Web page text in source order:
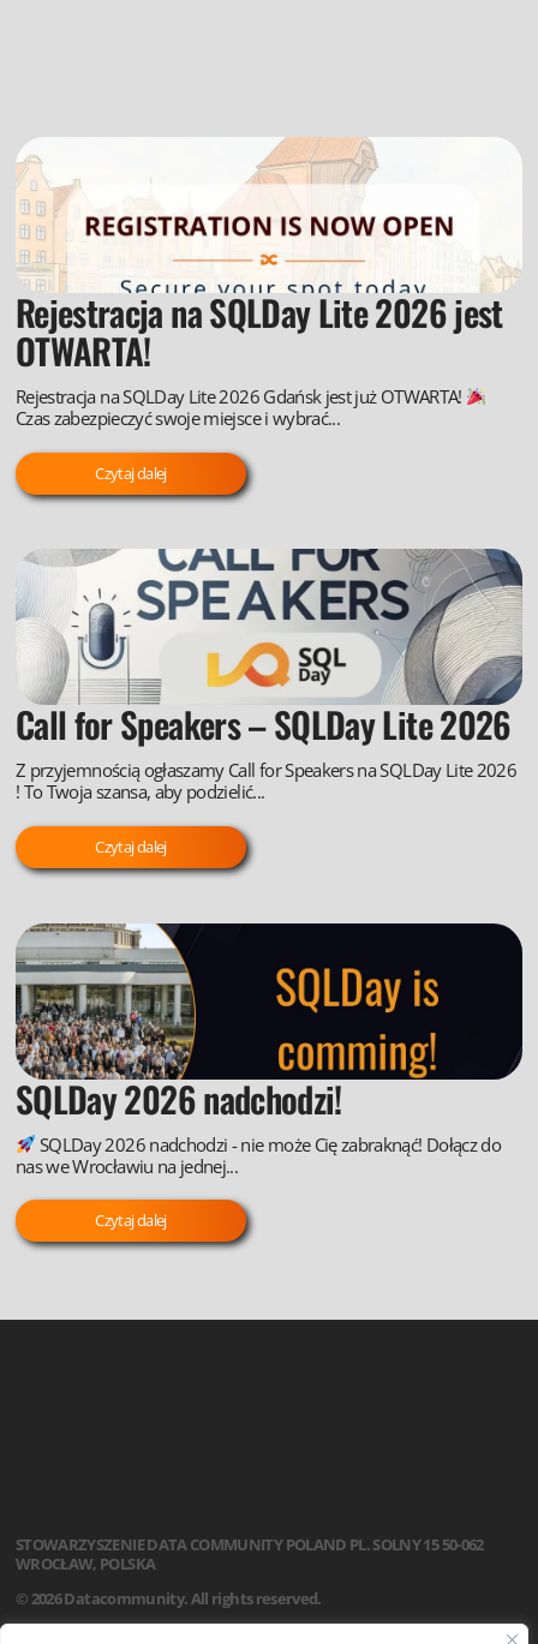
Rejestracja na SQLDay Lite 2026 jest
OTWARTA!
Rejestracja na SQLDay Lite 2026 Gdańsk jest już OTWARTA!
Czas zabezpieczyć swoje miejsce i wybrać...
Czytaj dalej
Call for Speakers – SQLDay Lite 2026
Z przyjemnością ogłaszamy Call for Speakers na SQLDay Lite 2026
! To Twoja szansa, aby podzielić...
Czytaj dalej
SQLDay 2026 nadchodzi!
SQLDay 2026 nadchodzi - nie może Cię zabraknąć! Dołącz do
nas we Wrocławiu na jednej...
Czytaj dalej
STOWARZYSZENIEDATA COMMUNITY POLAND PL. SOLNY 1550-062
WROCŁAW, POLSKA
© 2026 Datacommunity. All rights reserved.